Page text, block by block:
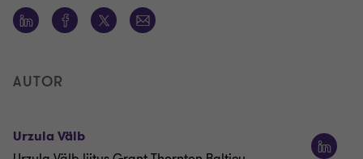
AUTOR
Urzula Välb